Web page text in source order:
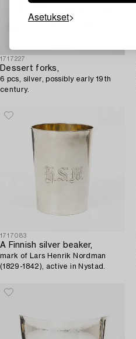
Asetukset
1717227
Dessert forks,
6 pcs, silver, possibly early 19th
century.
1717083
A Finnish silver beaker,
mark of Lars Henrik Nordman
(1829-1842), active in Nystad.